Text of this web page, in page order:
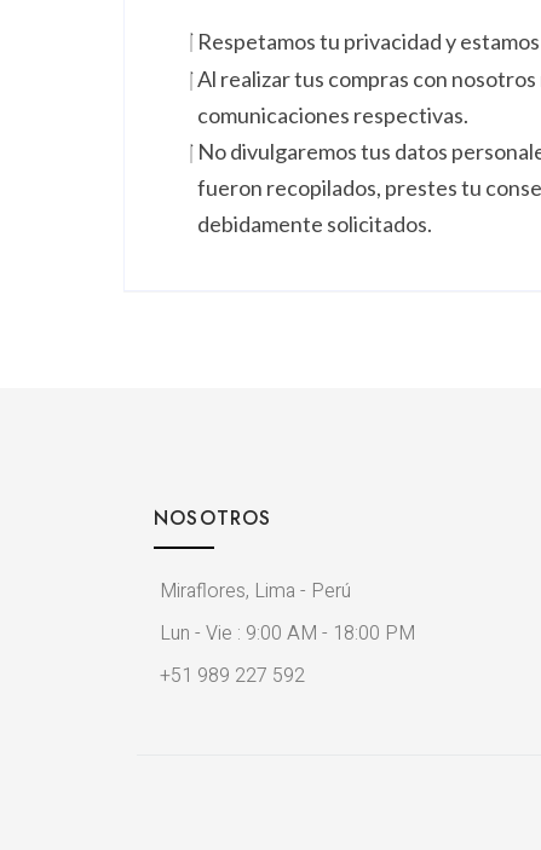
Respetamos tu privacidad y
Al realizar tus compras con
comunicaciones respectivas.
No divulgaremos tus datos
fueron recopilados, prestes tu
debidamente solicitados.
NOSOTROS
Miraflores, Lima - Perú
Lun - Vie : 9:00 AM - 18:00 PM
+51 989 227 592